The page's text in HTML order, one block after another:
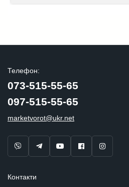
Телефон:
073-515-55-65
097-515-55-65
marketvorot@ukr.net
Контакти